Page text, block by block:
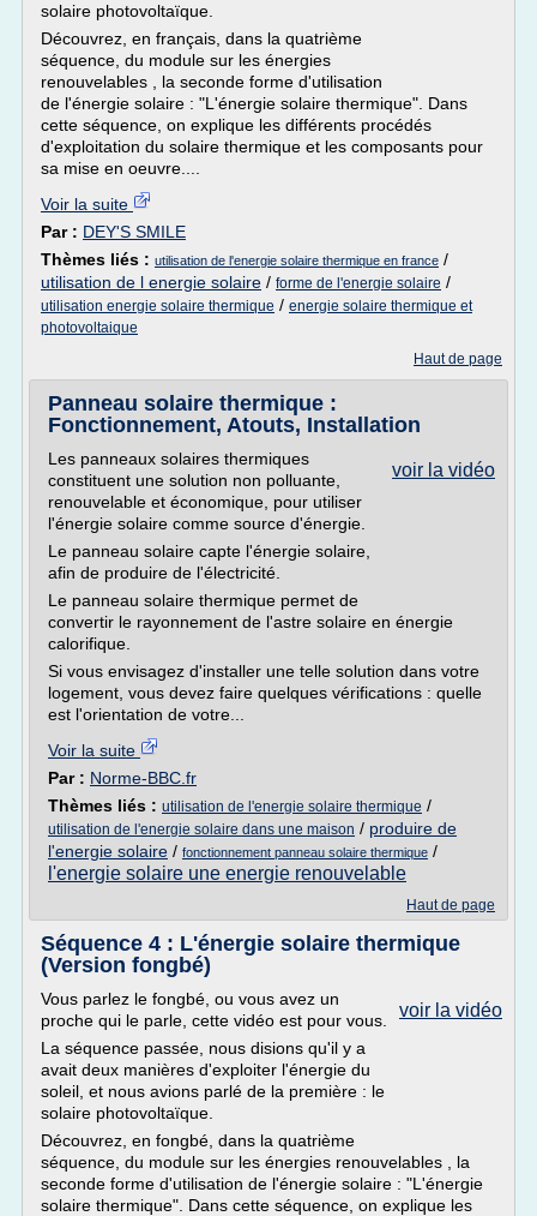
solaire photovoltaïque.
Découvrez, en français, dans la quatrième
séquence, du module sur les énergies
renouvelables , la seconde forme d'utilisation
de l'énergie solaire : "L'énergie solaire thermique". Dans
cette séquence, on explique les différents procédés
d'exploitation du solaire thermique et les composants pour
sa mise en oeuvre....
Voir la suite
Par : DEY'S SMILE
Thèmes liés : utilisation de l'energie solaire thermique en france /
utilisation de l energie solaire / forme de l'energie solaire /
utilisation energie solaire thermique / energie solaire thermique et
photovoltaique
Haut de page
Panneau solaire thermique :
Fonctionnement, Atouts, Installation
voir la vidéo
Les panneaux solaires thermiques
constituent une solution non polluante,
renouvelable et économique, pour utiliser
l'énergie solaire comme source d'énergie.
Le panneau solaire capte l'énergie solaire,
afin de produire de l'électricité.
Le panneau solaire thermique permet de
convertir le rayonnement de l'astre solaire en énergie
calorifique.
Si vous envisagez d'installer une telle solution dans votre
logement, vous devez faire quelques vérifications : quelle
est l'orientation de votre...
Voir la suite
Par : Norme-BBC.fr
Thèmes liés : utilisation de l'energie solaire thermique /
utilisation de l'energie solaire dans une maison / produire de
l'energie solaire / fonctionnement panneau solaire thermique /
l'energie solaire une energie renouvelable
Haut de page
Séquence 4 : L'énergie solaire thermique
(Version fongbé)
voir la vidéo
Vous parlez le fongbé, ou vous avez un
proche qui le parle, cette vidéo est pour vous.
La séquence passée, nous disions qu'il y a
avait deux manières d'exploiter l'énergie du
soleil, et nous avions parlé de la première : le
solaire photovoltaïque.
Découvrez, en fongbé, dans la quatrième
séquence, du module sur les énergies renouvelables , la
seconde forme d'utilisation de l'énergie solaire : "L'énergie
solaire thermique". Dans cette séquence, on explique les